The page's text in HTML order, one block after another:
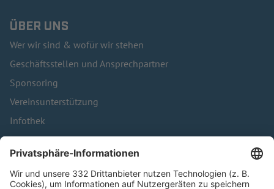
ÜBER UNS
Wer wir sind & wofür wir stehen
Geschäftsstellen und Ansprechpartner
Sponsoring
Vereinsunterstützung
Infothek
Kontakt
HÄUFIG BESUCHTE SEITEN